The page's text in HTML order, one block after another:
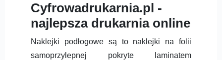
Cyfrowadrukarnia.pl -
najlepsza drukarnia online
Naklejki podłogowe są to naklejki na folii
samoprzylepnej pokryte laminatem